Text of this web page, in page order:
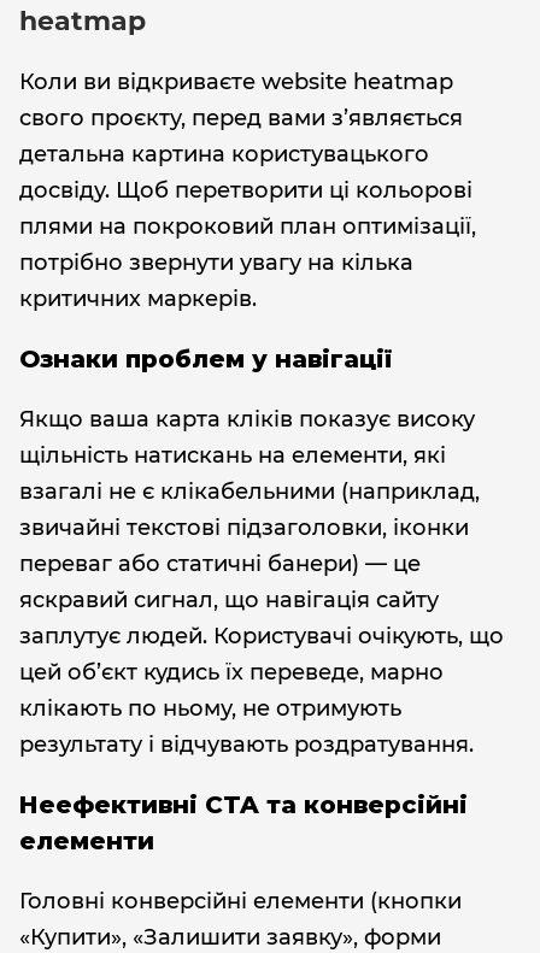
heatmap
Коли ви відкриваєте website heatmap
свого проєкту, перед вами з’являється
детальна картина користувацького
досвіду. Щоб перетворити ці кольорові
плями на покроковий план оптимізації,
потрібно звернути увагу на кілька
критичних маркерів.
Ознаки проблем у навігації
Якщо ваша карта кліків показує високу
щільність натискань на елементи, які
взагалі не є клікабельними (наприклад,
звичайні текстові підзаголовки, іконки
переваг або статичні банери) — це
яскравий сигнал, що навігація сайту
заплутує людей. Користувачі очікують, що
цей об’єкт кудись їх переведе, марно
клікають по ньому, не отримують
результату і відчувають роздратування.
Неефективні CTA та конверсійні
елементи
Головні конверсійні елементи (кнопки
«Купити», «Залишити заявку», форми